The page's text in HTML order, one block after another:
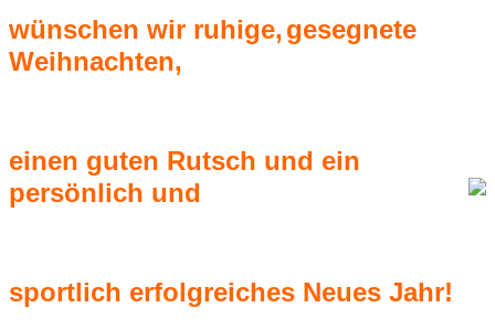
wünschen wir ruhige, gesegnete
Weihnachten,
einen guten Rutsch und ein
persönlich und
sportlich erfolgreiches Neues Jahr!